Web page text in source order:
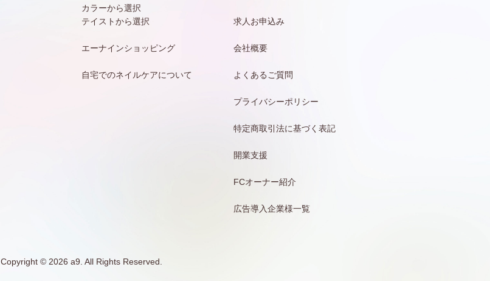
カラーから選択
テイストから選択
エーナインショッピング
自宅でのネイルケアについて
求人お申込み
会社概要
よくあるご質問
プライバシーポリシー
特定商取引法に基づく表記
開業支援
FCオーナー紹介
広告導入企業様一覧
Copyright © 2026 a9. All Rights Reserved.